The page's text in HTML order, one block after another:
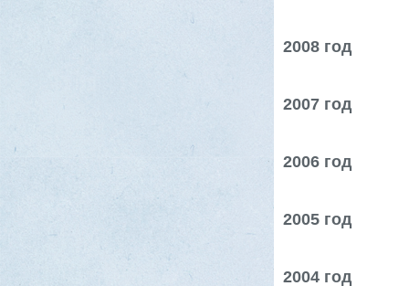
2008 год
2007 год
2006 год
2005 год
2004 год